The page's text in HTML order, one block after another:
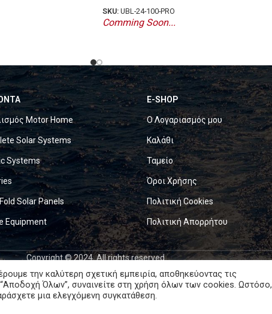
SKU: UBL-24-100-PRO
Comming Soon...
Motor Home
Solar Systems
Systems
Solar Panels
Equipment
E-SHOP
Ο Λογαριασμός μου
Καλάθι
Ταμείο
Όροι Χρήσης
Πολιτική Cookies
Πολιτική Απορρήτου
Copyright © 2024. All rights reserved.
την καλύτερη σχετική εμπειρία, αποθηκεύοντας τις
Όλων”, συναινείτε στη χρήση όλων των cookies. Ωστόσο,
μια ελεγχόμενη συγκατάθεση.